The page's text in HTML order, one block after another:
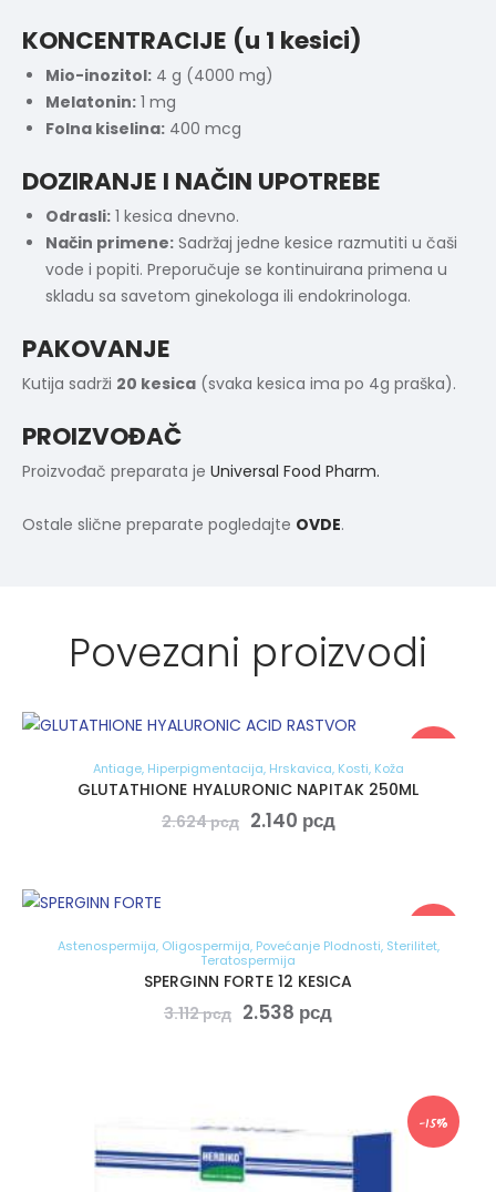
KONCENTRACIJE (u 1 kesici)
Mio-inozitol: 4 g (4000 mg)
Melatonin: 1 mg
Folna kiselina: 400 mcg
DOZIRANJE I NAČIN UPOTREBE
Odrasli: 1 kesica dnevno.
Način primene: Sadržaj jedne kesice razmutiti u čaši
vode i popiti. Preporučuje se kontinuirana primena u
skladu sa savetom ginekologa ili endokrinologa.
PAKOVANJE
Kutija sadrži 20 kesica (svaka kesica ima po 4g praška).
PROIZVOĐAČ
Proizvođač preparata je Universal Food Pharm.
Ostale slične preparate pogledajte OVDE.
Povezani proizvodi
Antiage, Hiperpigmentacija, Hrskavica, Kosti, Koža
GLUTATHIONE HYALURONIC NAPITAK 250ML
2.624рсд 2.140 рсд
Astenospermija, Oligospermija, Povećanje Plodnosti, Sterilitet,
Teratospermija
SPERGINN FORTE 12 KESICA
3.112рсд 2.538 рсд
-15%